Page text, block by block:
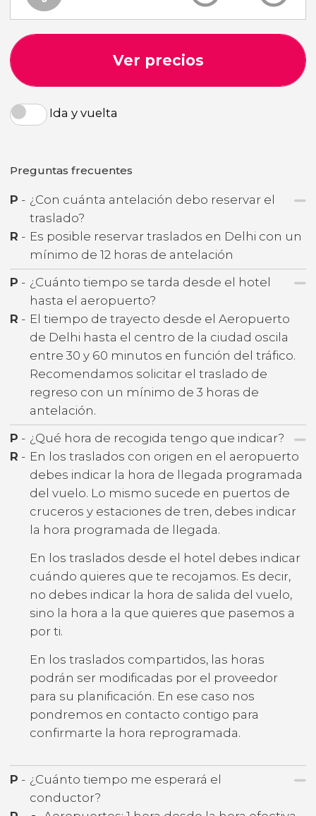
Ver precios
Ida y vuelta
Preguntas frecuentes
P - ¿Con cuánta antelación debo reservar el
traslado?
R - Es posible reservar traslados en Delhi con un
mínimo de 12 horas de antelación
P - ¿Cuánto tiempo se tarda desde el hotel
hasta el aeropuerto?
R - El tiempo de trayecto desde el Aeropuerto
de Delhi hasta el centro de la ciudad oscila
entre 30 y 60 minutos en función del tráfico.
Recomendamos solicitar el traslado de
regreso con un mínimo de 3 horas de
antelación.
P - ¿Qué hora de recogida tengo que indicar?
R - En los traslados con origen en el aeropuerto
debes indicar la hora de llegada programada
del vuelo. Lo mismo sucede en puertos de
cruceros y estaciones de tren, debes indicar
la hora programada de llegada.
En los traslados desde el hotel debes indicar
cuándo quieres que te recojamos. Es decir,
no debes indicar la hora de salida del vuelo,
sino la hora a la que quieres que pasemos a
por ti.
En los traslados compartidos, las horas
podrán ser modificadas por el proveedor
para su planificación. En ese caso nos
pondremos en contacto contigo para
confirmarte la hora reprogramada.
P - ¿Cuánto tiempo me esperará el
conductor?